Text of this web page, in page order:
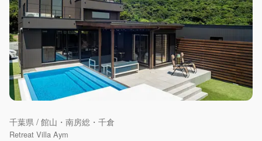
千葉県 / 館山・南房総・千倉
Retreat Villa Aym